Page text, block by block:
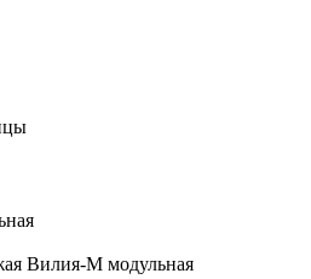
Вилия-М модульная